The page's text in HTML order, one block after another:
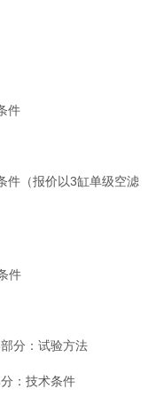
件
件（报价以3缸单级空滤
件
分：试验方法
：技术条件